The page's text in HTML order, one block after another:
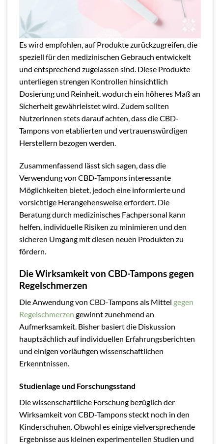
Es wird empfohlen, auf Produkte zurückzugreifen, die
speziell für den medizinischen Gebrauch entwickelt
und entsprechend zugelassen sind. Diese Produkte
unterliegen strengen Kontrollen hinsichtlich
Dosierung und Reinheit, wodurch ein höheres Maß an
Sicherheit gewährleistet wird. Zudem sollten
Nutzerinnen stets darauf achten, dass die CBD-
Tampons von etablierten und vertrauenswürdigen
Herstellern bezogen werden.
Zusammenfassend lässt sich sagen, dass die
Verwendung von CBD-Tampons interessante
Möglichkeiten bietet, jedoch eine informierte und
vorsichtige Herangehensweise erfordert. Die
Beratung durch medizinisches Fachpersonal kann
helfen, individuelle Risiken zu minimieren und den
sicheren Umgang mit diesen neuen Produkten zu
fördern.
Die Wirksamkeit von CBD-Tampons gegen
Regelschmerzen
Die Anwendung von CBD-Tampons als Mittel gegen
Regelschmerzen gewinnt zunehmend an
Aufmerksamkeit. Bisher basiert die Diskussion
hauptsächlich auf individuellen Erfahrungsberichten
und einigen vorläufigen wissenschaftlichen
Erkenntnissen.
Studienlage und Forschungsstand
Die wissenschaftliche Forschung bezüglich der
Wirksamkeit von CBD-Tampons steckt noch in den
Kinderschuhen. Obwohl es einige vielversprechende
Ergebnisse aus kleinen experimentellen Studien und